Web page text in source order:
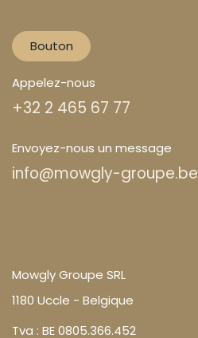
Bouton
Appelez-nous
+32 2 465 67 77
Envoyez-nous un message
info@mowgly-groupe.be
Mowgly Groupe SRL
1180 Uccle - Belgique
Tva : BE 0805.366.452